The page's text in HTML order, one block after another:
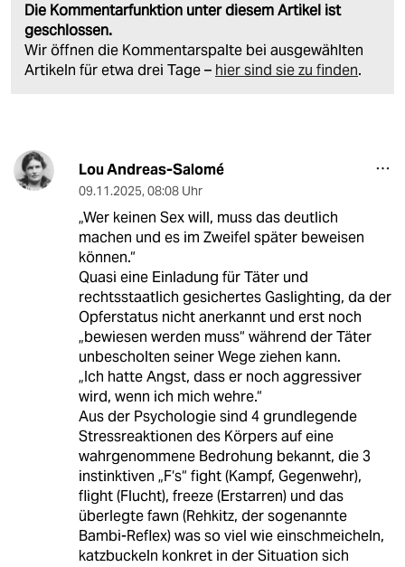
Die Kommentarfunktion unter diesem Artikel ist
geschlossen.
Wir öffnen die Kommentarspalte bei ausgewählten
Artikeln für etwa drei Tage – hier sind sie zu finden.
Lou Andreas-Salomé
09.11.2025, 08:08 Uhr
„Wer keinen Sex will, muss das deutlich
machen und es im Zweifel später beweisen
können.“
Quasi eine Einladung für Täter und
rechtsstaatlich gesichertes Gaslighting, da der
Opferstatus nicht anerkannt und erst noch
„bewiesen werden muss“ während der Täter
unbescholten seiner Wege ziehen kann.
„Ich hatte Angst, dass er noch aggressiver
wird, wenn ich mich wehre.“
Aus der Psychologie sind 4 grundlegende
Stressreaktionen des Körpers auf eine
wahrgenommene Bedrohung bekannt, die 3
instinktiven „F‘s“ fight (Kampf, Gegenwehr),
flight (Flucht), freeze (Erstarren) und das
überlegte fawn (Rehkitz, der sogenannte
Bambi-Reflex) was so viel wie einschmeicheln,
katzbuckeln konkret in der Situation sich